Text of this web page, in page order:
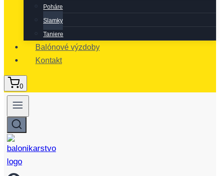
Poháre
Slamky
Taniere
Balónové výzdoby
Kontakt
0